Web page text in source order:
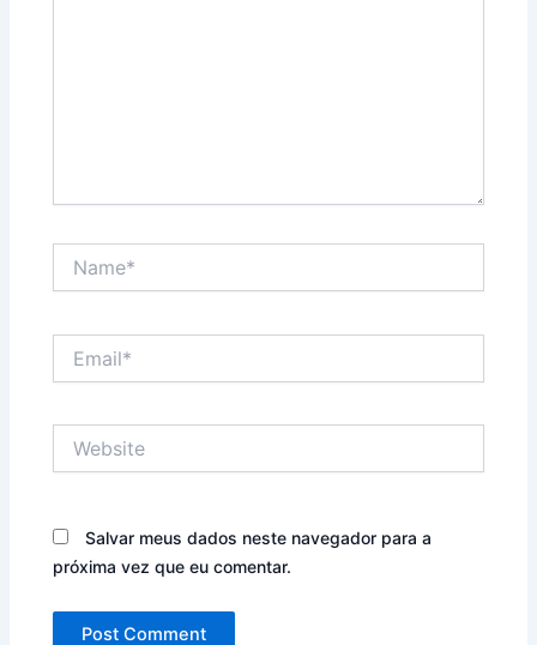
Salvar meus dados neste navegador para a
próxima vez que eu comentar.